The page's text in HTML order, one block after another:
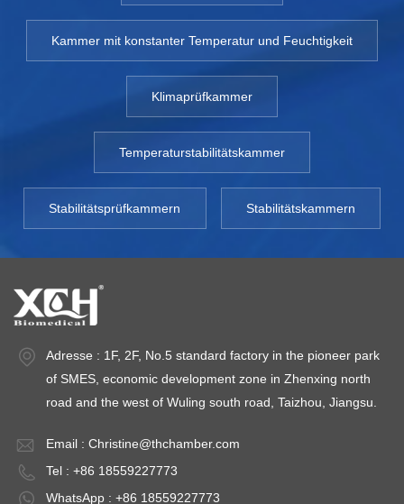
Kammer mit konstanter Temperatur und Feuchtigkeit
Klimaprüfkammer
Temperaturstabilitätskammer
Stabilitätsprüfkammern Stabilitätskammern
Adresse : 1F, 2F, No.5 standard factory in the pioneer park
of SMES, economic development zone in Zhenxing north
road and the west of Wuling south road, Taizhou, Jiangsu.
Email : Christine@thchamber.com
Tel : +86 18559227773
WhatsApp : +86 18559227773